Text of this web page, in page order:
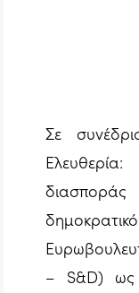
Σε
– S&D) ως